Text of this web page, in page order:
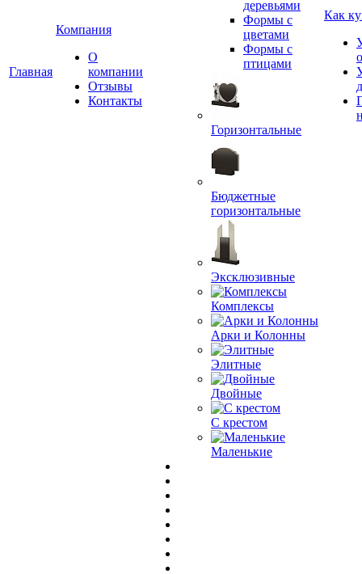
Главная
Компания
О
компании
Отзывы
Контакты
деревьями
Формы с
цветами
Формы с
птицами
Горизонтальные
Бюджетные
горизонтальные
Эксклюзивные
Комплексы
Арки и Колонны
Элитные
Двойные
С крестом
Маленькие
Как